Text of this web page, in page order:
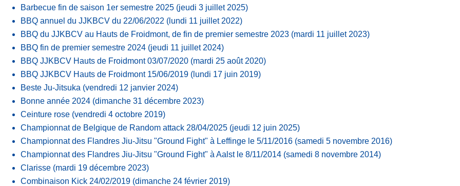
Barbecue fin de saison 1er semestre 2025 (jeudi 3 juillet 2025)
BBQ annuel du JJKBCV du 22/06/2022 (lundi 11 juillet 2022)
BBQ du JJKBCV au Hauts de Froidmont, de fin de premier semestre 2023 (mardi 11 juillet 2023)
BBQ fin de premier semestre 2024 (jeudi 11 juillet 2024)
BBQ JJKBCV Hauts de Froidmont 03/07/2020 (mardi 25 août 2020)
BBQ JJKBCV Hauts de Froidmont 15/06/2019 (lundi 17 juin 2019)
Beste Ju-Jitsuka (vendredi 12 janvier 2024)
Bonne année 2024 (dimanche 31 décembre 2023)
Ceinture rose (vendredi 4 octobre 2019)
Championnat de Belgique de Random attack 28/04/2025 (jeudi 12 juin 2025)
Championnat des Flandres Jiu-Jitsu "Ground Fight" à Leffinge le 5/11/2016 (samedi 5 novembre 2016)
Championnat des Flandres Jiu-Jitsu "Ground Fight" à Aalst le 8/11/2014 (samedi 8 novembre 2014)
Clarisse (mardi 19 décembre 2023)
Combinaison Kick 24/02/2019 (dimanche 24 février 2019)